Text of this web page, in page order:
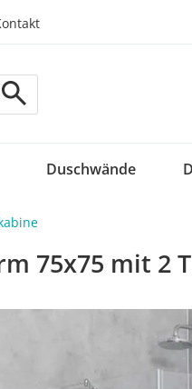
Duschwände
75x75 mit 2